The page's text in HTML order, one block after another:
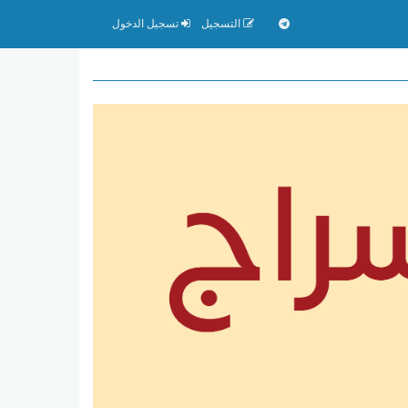
التسجيل تسجيل الدخول